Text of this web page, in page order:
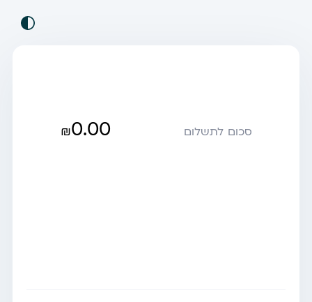
סכום לתשלום ₪0.00